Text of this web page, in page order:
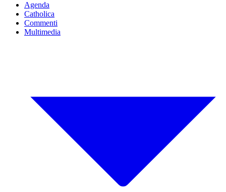
Agenda
Catholica
Commenti
Multimedia